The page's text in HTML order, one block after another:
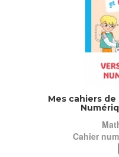
Mes cahiers
Cahier